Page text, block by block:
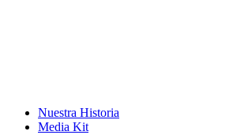
Nuestra Historia
Media Kit